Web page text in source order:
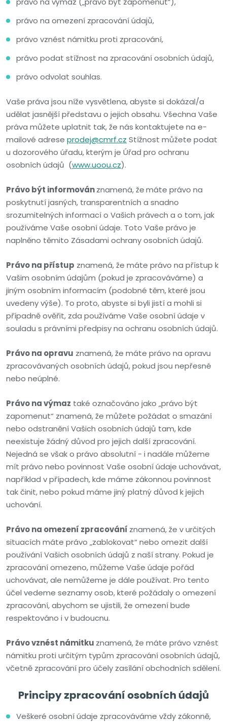
právo na omezení zpracování údajů,
právo vznést námitku proti zpracování,
právo podat stížnost na zpracování osobních údajů,
právo odvolat souhlas.
Vaše práva jsou níže vysvětlena, abyste si dokázal/a
udělat jasnější představu o jejich obsahu. Všechna Vaše
práva můžete uplatnit tak, že nás kontaktujete na e-
mailové adrese prodej@cmrf.cz Stížnost můžete podat
u dozorového úřadu, kterým je Úřad pro ochranu
osobních údajů (www.uoou.cz).
Právo být informovánznamená, žemáte právo na
poskytnutí jasných, transparentních a snadno
srozumitelných informací o Vašich právech a o tom, jak
používáme Vaše osobní údaje. Toto Vaše právo je
naplněno těmito Zásadami ochrany osobních údajů.
Právo na přístup znamená, že máte právo na přístup k
Vašim osobním údajům (pokud je zpracováváme) a
jiným osobním informacím (podobné těm, které jsou
uvedeny výše). To proto, abyste si byli jistí a mohli si
případně ověřit, zda používáme Vaše osobní údaje v
souladu s právními předpisy na ochranu osobních údajů.
Právo na opravu znamená, že máte právo na opravu
zpracovávaných osobních údajů, pokud jsou nepřesné
nebo neúplné.
Právo na výmaz také označováno jako „právo být
zapomenut“ znamená, že můžete požádat o smazání
nebo odstranění Vašich osobních údajů tam, kde
neexistuje žádný důvod pro jejich další zpracování.
Nejedná se však o právo absolutní - i nadále můžeme
mít právo nebo povinnost Vaše osobní údaje uchovávat,
například v případech, kde máme zákonnou povinnost
tak činit, nebo pokud máme jiný platný důvod k jejich
uchování.
Právo na omezení zpracování znamená, že v určitých
situacích máte právo „zablokovat“ nebo omezit další
používání Vašich osobních údajů z naší strany. Pokud je
zpracování omezeno, můžeme Vaše údaje pořád
uchovávat, ale nemůžeme je dále používat. Pro tento
účel vedeme seznamy osob, které požádaly o omezení
zpracování, abychom se ujistili, že omezení bude
respektováno i v budoucnu.
Právo vznést námitku znamená, že máte právo vznést
námitku proti určitým typům zpracování osobních údajů,
včetně zpracování pro účely zasílání obchodních sdělení.
Principy zpracování osobních údajů
Veškeré osobní údaje zpracováváme vždy zákonně,